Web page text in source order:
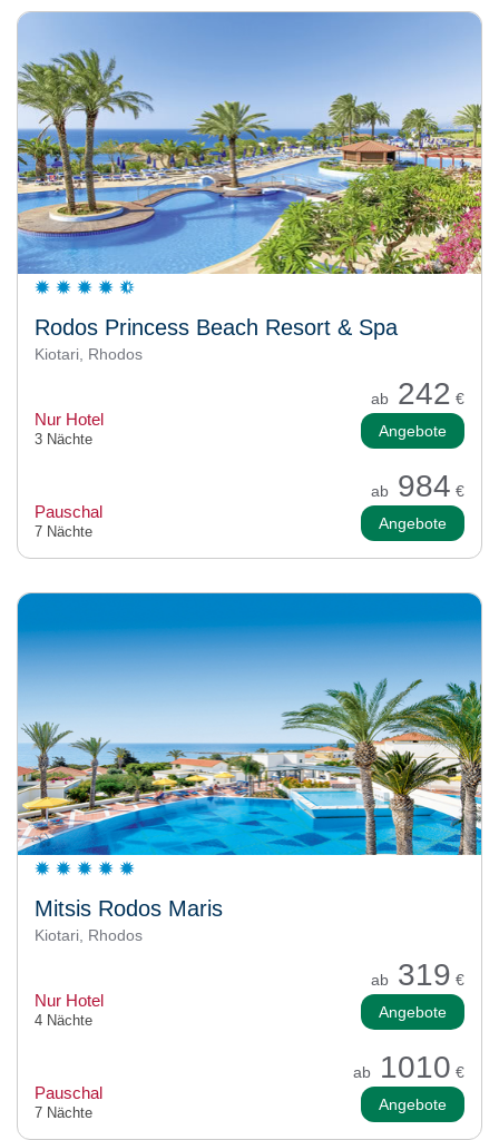
Rodos Princess Beach Resort & Spa
Kiotari, Rhodos
ab 242 €
Nur Hotel
3 Nächte Angebote
ab 984 €
Pauschal
7 Nächte Angebote
Mitsis Rodos Maris
Kiotari, Rhodos
ab 319 €
Nur Hotel
4 Nächte Angebote
ab 1010 €
Pauschal
7 Nächte Angebote